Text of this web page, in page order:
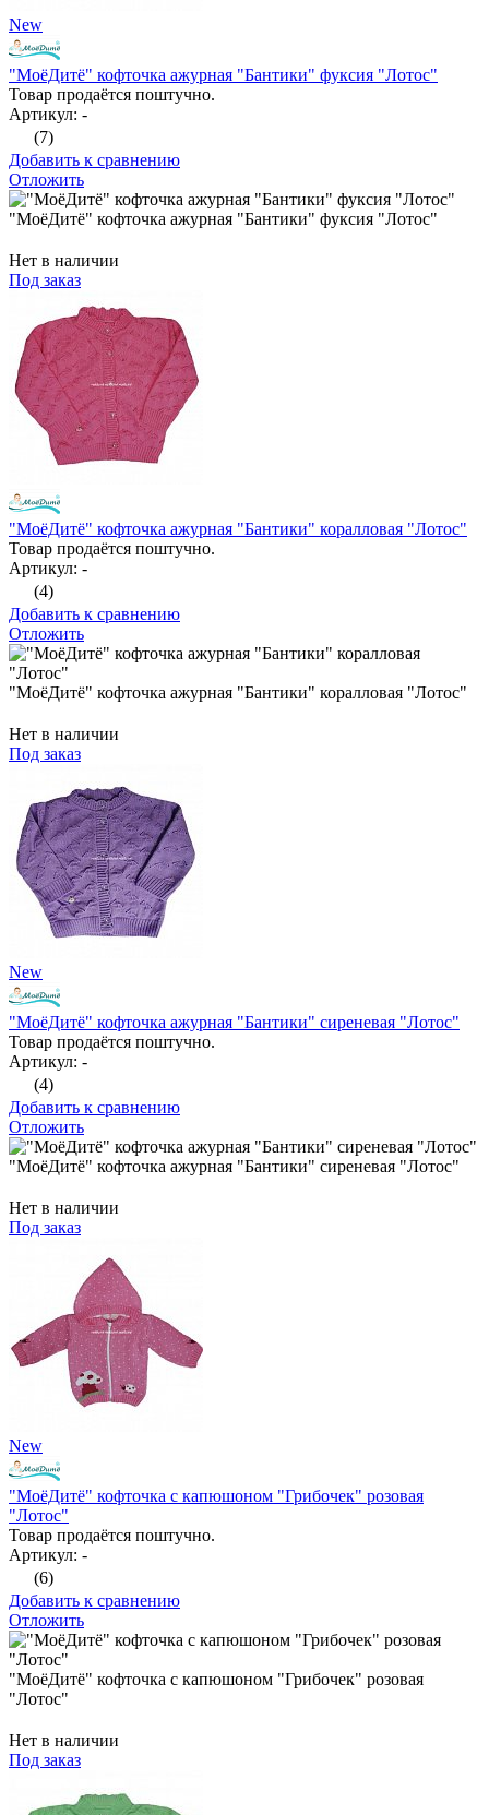
New
"МоёДитё" кофточка ажурная "Бантики" фуксия "Лотос"
Товар продаётся поштучно.
Артикул: -
(7)
Добавить к сравнению
Отложить
"МоёДитё" кофточка ажурная "Бантики" фуксия "Лотос"
Нет в наличии
Под заказ
"МоёДитё" кофточка ажурная "Бантики" коралловая "Лотос"
Товар продаётся поштучно.
Артикул: -
(4)
Добавить к сравнению
Отложить
"МоёДитё" кофточка ажурная "Бантики" коралловая "Лотос"
Нет в наличии
Под заказ
New
"МоёДитё" кофточка ажурная "Бантики" сиреневая "Лотос"
Товар продаётся поштучно.
Артикул: -
(4)
Добавить к сравнению
Отложить
"МоёДитё" кофточка ажурная "Бантики" сиреневая "Лотос"
Нет в наличии
Под заказ
New
"МоёДитё" кофточка с капюшоном "Грибочек" розовая
"Лотос"
Товар продаётся поштучно.
Артикул: -
(6)
Добавить к сравнению
Отложить
"МоёДитё" кофточка с капюшоном "Грибочек" розовая
"Лотос"
Нет в наличии
Под заказ